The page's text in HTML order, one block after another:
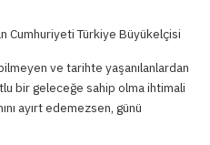
Cumhuriyeti Türkiye Büyükelçisi
ve tarihte yaşanılanlardan
bir geleceğe sahip olma ihtimali
ayırt edemezsen, günü